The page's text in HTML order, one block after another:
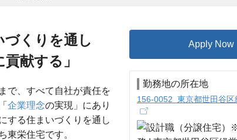
くりを通し
献する」
で、すべて自社が責任を
企業理念の実現」にあり
する住まいづくりを通し
東栄住宅です。
Apply Now
勤務地の所在地
156-0052 東京都世田谷区